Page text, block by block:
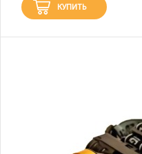
КУПИТЬ